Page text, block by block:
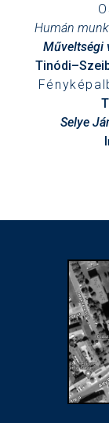
Humán
Műveltségi
Selye